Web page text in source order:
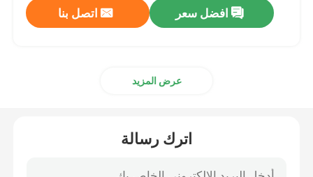
افضل سعر اتصل بنا
عرض المزيد
اترك رسالة